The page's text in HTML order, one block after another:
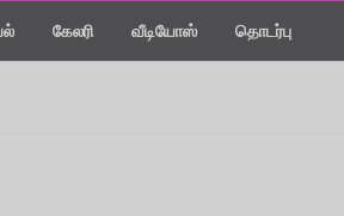
கேலரி வீடியோஸ் தொடர்பு